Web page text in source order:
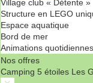
Village club « Détente »
Structure en LEGO
Espace aquatique
Bord de mer
Animations quotidiennes
Nos offres
Camping 5 étoiles Les